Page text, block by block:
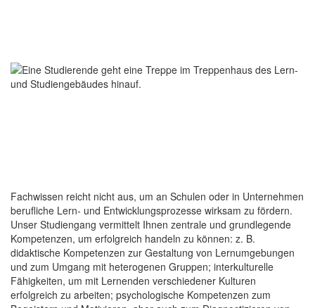
Fachwissen reicht nicht aus, um an Schulen oder in Unternehmen
berufliche Lern- und Entwicklungsprozesse wirksam zu fördern.
Unser Studiengang vermittelt Ihnen zentrale und grundlegende
Kompetenzen, um erfolgreich handeln zu können: z. B.
didaktische Kompetenzen zur Gestaltung von Lernumgebungen
und zum Umgang mit heterogenen Gruppen; interkulturelle
Fähigkeiten, um mit Lernenden verschiedener Kulturen
erfolgreich zu arbeiten; psychologische Kompetenzen zum